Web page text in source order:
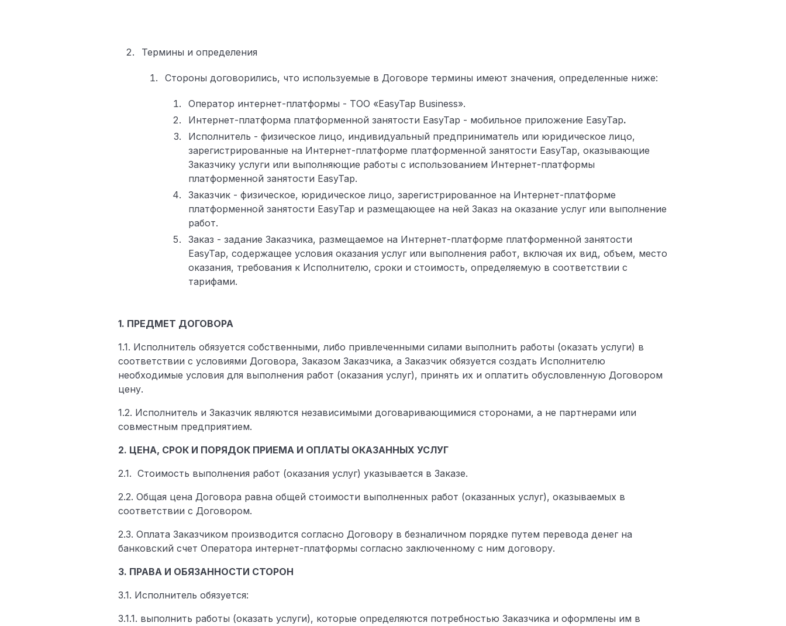
Термины и определения
Стороны договорились, что используемые в Договоре термины имеют значения, определенные ниже:
Оператор интернет-платформы - ТОО «EasyTap Business».
Интернет-платформа платформенной занятости EasyTap - мобильное приложение EasyTap.
Исполнитель - физическое лицо, индивидуальный предприниматель или юридическое лицо,
зарегистрированные на Интернет-платформе платформенной занятости EasyTap, оказывающие
Заказчику услуги или выполняющие работы с использованием Интернет-платформы
платформенной занятости EasyTap.
Заказчик - физическое, юридическое лицо, зарегистрированное на Интернет-платформе
платформенной занятости EasyTap и размещающее на ней Заказ на оказание услуг или выполнение
работ.
Заказ - задание Заказчика, размещаемое на Интернет-платформе платформенной занятости
EasyTap, содержащее условия оказания услуг или выполнения работ, включая их вид, объем, место
оказания, требования к Исполнителю, сроки и стоимость, определяемую в соответствии с
тарифами.
1. ПРЕДМЕТ ДОГОВОРА
1.1. Исполнитель обязуется собственными, либо привлеченными силами выполнить работы (оказать услуги) в
соответствии с условиями Договора, Заказом Заказчика, а Заказчик обязуется создать Исполнителю
необходимые условия для выполнения работ (оказания услуг), принять их и оплатить обусловленную Договором
цену.
1.2. Исполнитель и Заказчик являются независимыми договаривающимися сторонами, а не партнерами или
совместным предприятием.
2. ЦЕНА, СРОК И ПОРЯДОК ПРИЕМА И ОПЛАТЫ ОКАЗАННЫХ УСЛУГ
2.1. Стоимость выполнения работ (оказания услуг) указывается в Заказе.
2.2. Общая цена Договора равна общей стоимости выполненных работ (оказанных услуг), оказываемых в
соответствии с Договором.
2.3. Оплата Заказчиком производится согласно Договору в безналичном порядке путем перевода денег на
банковский счет Оператора интернет-платформы согласно заключенному с ним договору.
3. ПРАВА И ОБЯЗАННОСТИ СТОРОН
3.1. Исполнитель обязуется:
3.1.1. выполнить работы (оказать услуги), которые определяются потребностью Заказчика и оформлены им в